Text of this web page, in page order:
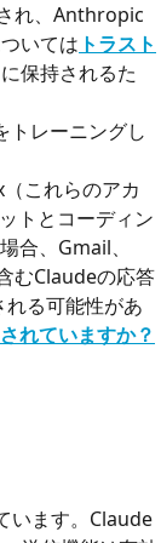
れ、Anthropic
いては トラスト
保持されるた
レーニングし
これらのアカ
トとコーディン
合、Gmail、
むClaudeの応答
る可能性があ
れていますか？
います。Claude